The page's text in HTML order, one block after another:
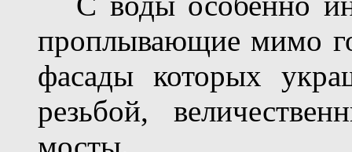
проплывающие мимо
фасады которых
резьбой,